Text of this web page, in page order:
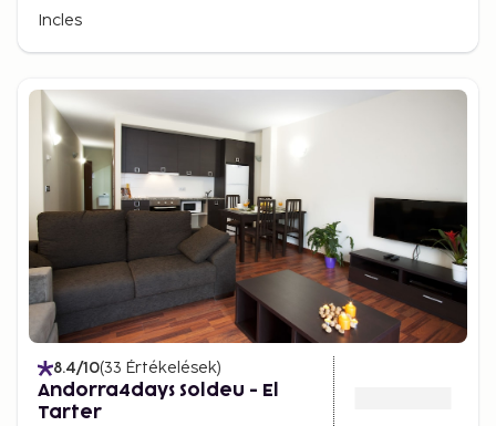
Incles
8.4/10(33 Értékelések)
Andorra4days Soldeu - El
Tarter